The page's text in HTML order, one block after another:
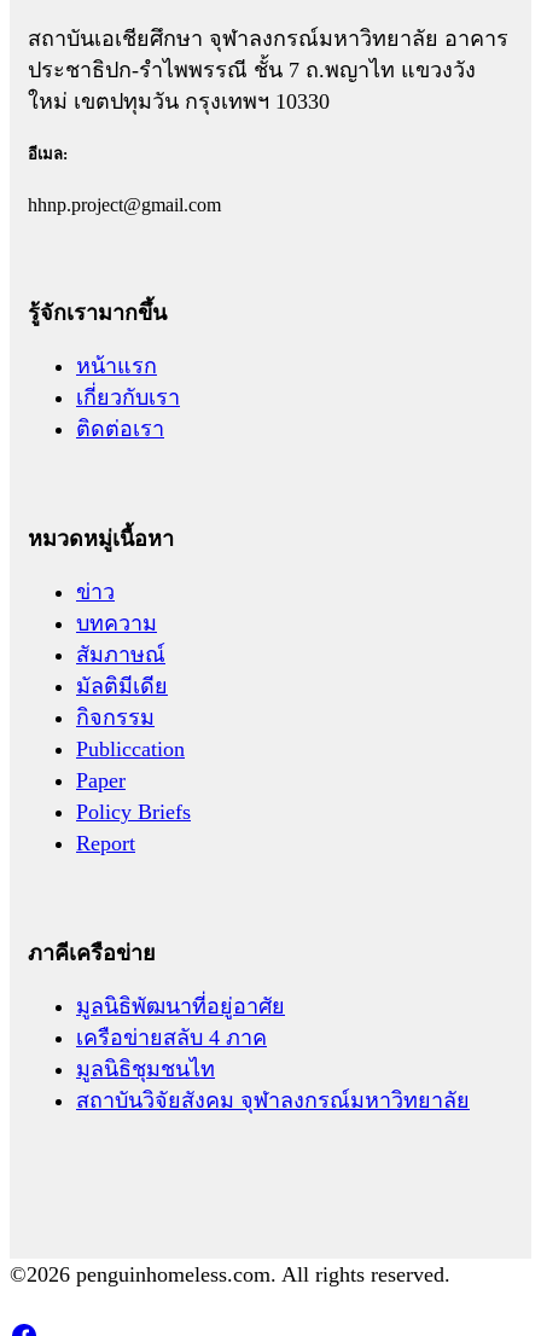
สถาบันเอเชียศึกษา จุฬาลงกรณ์มหาวิทยาลัย อาคาร
ประชาธิปก-รำไพพรรณี ชั้น 7 ถ.พญาไท แขวงวัง
ใหม่ เขตปทุมวัน กรุงเทพฯ 10330
อีเมล:
hhnp.project@gmail.com
รู้จักเรามากขึ้น
หน้าแรก
เกี่ยวกับเรา
ติดต่อเรา
หมวดหมู่เนื้อหา
ข่าว
บทความ
สัมภาษณ์
มัลติมีเดีย
กิจกรรม
Publiccation
Paper
Policy Briefs
Report
ภาคีเครือข่าย
มูลนิธิพัฒนาที่อยู่อาศัย
เครือข่ายสลับ 4 ภาค
มูลนิธิชุมชนไท
สถาบันวิจัยสังคม จุฬาลงกรณ์มหาวิทยาลัย
©2026 penguinhomeless.com. All rights reserved.